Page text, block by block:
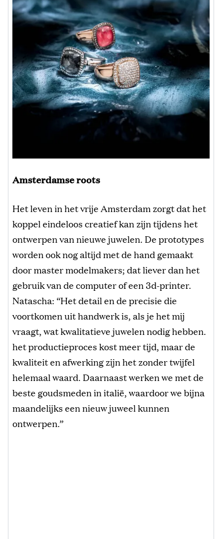
Amsterdamse roots
Het leven in het vrije Amsterdam zorgt dat het
koppel eindeloos creatief kan zijn tijdens het
ontwerpen van nieuwe juwelen. De prototypes
worden ook nog altijd met de hand gemaakt
door master modelmakers; dat liever dan het
gebruik van de computer of een 3d-printer.
Natascha: “Het detail en de precisie die
voortkomen uit handwerk is, als je het mij
vraagt, wat kwalitatieve juwelen nodig hebben.
het productieproces kost meer tijd, maar de
kwaliteit en afwerking zijn het zonder twijfel
helemaal waard. Daarnaast werken we met de
beste goudsmeden in italië, waardoor we bijna
maandelijks een nieuw juweel kunnen
ontwerpen.”